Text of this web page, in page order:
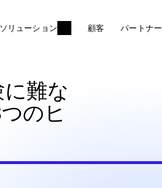
ソリューション 顧客 パートナー
難な
のヒ